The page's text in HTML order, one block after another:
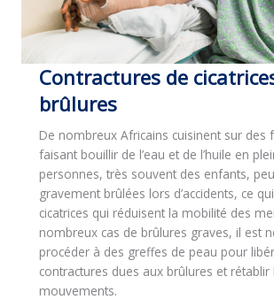
Contractures de
brûlures
De nombreux Africains cuisinent sur des
faisant bouillir de l’eau et de l’huile en
personnes, très souvent des enfants,
gravement brûlées lors d’accidents, ce
cicatrices qui réduisent la mobilité des
nombreux cas de brûlures graves, il est
procéder à des greffes de peau pour
contractures dues aux brûlures et rétablir
mouvements.